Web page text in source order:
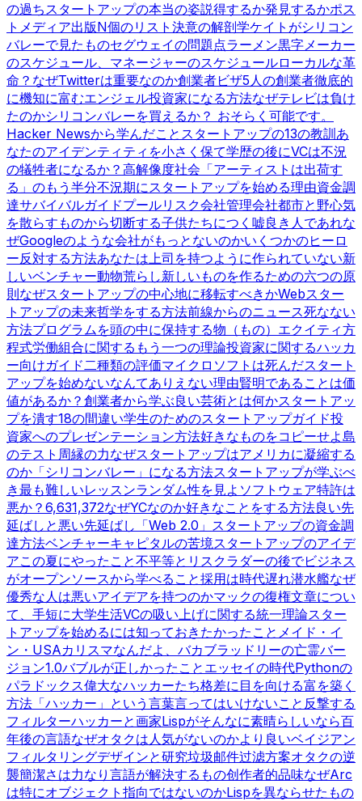
の過ちスタートアップの本当の姿説得するか発見するかポス
トメディア出版N個のリスト 決意の解剖学ケイトがシリコン
バレーで見たものセグウェイの問題点ラーメン黒字メーカー
のスケジュール、マネージャーのスケジュールローカルな革
命？ なぜTwitterは重要なのか創業者ビザ5人の創業者徹底的
に機知に富むエンジェル投資家になる方法なぜテレビは負け
たのかシリコンバレーを買えるか？ おそらく可能です。
Hacker Newsから学んだこと スタートアップの13の教訓 あ
なたのアイデンティティを小さく保て学歴の後にVCは不況
の犠牲者になるか？ 高解像度社会 「アーティストは出荷す
る」のもう半分不況期にスタートアップを始める理由資金調
達サバイバルガイドプールリスク会社管理会社都市と野心気
を散らすものから切断する子供たちにつく嘘良き人であれな
ぜGoogleのような会社がもっとないのかいくつかのヒーロ
ー反対する方法あなたは上司を持つように作られていない新
しいベンチャー動物荒らし新しいものを作るための六つの原
則なぜスタートアップの中心地に移転すべきかWebスター
トアップの未来哲学をする方法前線からのニュース死なない
方法プログラムを頭の中に保持する物（もの） エクイティ方
程式労働組合に関するもう一つの理論投資家に関するハッカ
ー向けガイド二種類の評価マイクロソフトは死んだスタート
アップを始めないなんてありえない理由賢明であることは価
値があるか？ 創業者から学ぶ良い芸術とは何かスタートアッ
プを潰す18の間違い学生のためのスタートアップガイド投
資家へのプレゼンテーション方法好きなものをコピーせよ島
のテスト 周縁の力なぜスタートアップはアメリカに凝縮する
のか 「シリコンバレー」になる方法スタートアップが学ぶべ
き最も難しいレッスンランダム性を見よ ソフトウェア特許は
悪か？ 6,631,372なぜYCなのか好きなことをする方法良い先
延ばしと悪い先延ばし 「Web 2.0」 スタートアップの資金調
達方法ベンチャーキャピタルの苦境スタートアップのアイデ
アこの夏にやったこと不平等とリスクラダーの後でビジネス
がオープンソースから学べること採用は時代遅れ潜水艦なぜ
優秀な人は悪いアイデアを持つのかマックの復権文章につい
て、手短に大学生活VCの吸い上げに関する統一理論スター
トアップを始めるには知っておきたかったこと メイド・イ
ン・USAカリスマなんだよ、バカブラッドリーの亡霊バー
ジョン1.0バブルが正しかったこと エッセイの時代Pythonの
パラドックス偉大なハッカーたち格差に目を向ける富を築く
方法 「ハッカー」という言葉言ってはいけないこと 反撃する
フィルターハッカーと画家Lispがそんなに素晴らしいなら百
年後の言語なぜオタクは人気がないのかより良いベイジアン
フィルタリングデザインと研究垃圾邮件过滤方案オタクの逆
襲簡潔さは力なり 言語が解決するもの创作者的品味なぜArc
は特にオブジェクト指向ではないのかLispを異ならせたもの